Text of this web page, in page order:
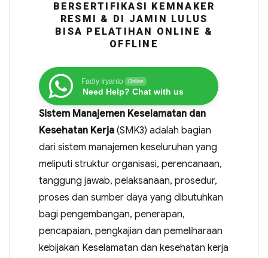
BERSERTIFIKASI KEMNAKER
RESMI & DI JAMIN LULUS
BISA PELATIHAN ONLINE &
OFFLINE
Fadly Iryanto Online
Need Help? Chat with us
Sistem Manajemen Keselamatan dan
Kesehatan Kerja(SMK3) adalah bagian
dari sistem manajemen keseluruhan yang
meliputi struktur organisasi, perencanaan,
tanggung jawab, pelaksanaan, prosedur,
proses dan sumber daya yang dibutuhkan
bagi pengembangan, penerapan,
pencapaian, pengkajian dan pemeliharaan
kebijakan Keselamatan dan kesehatan kerja